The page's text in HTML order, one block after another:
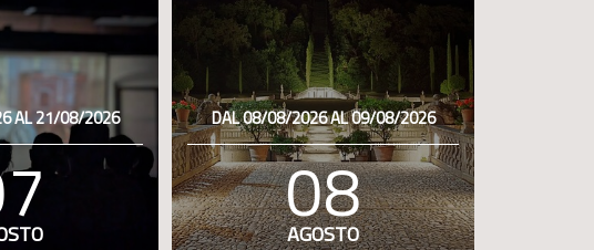
AL 21/08/2026 DAL 08/08/2026 AL 09/08/2026
08
AGOSTO